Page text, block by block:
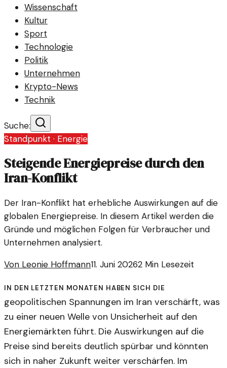
Wissenschaft
Kultur
Sport
Technologie
Politik
Unternehmen
Krypto-News
Technik
Suche:
Standpunkt · Energie
Steigende Energiepreise durch den
Iran-Konflikt
Der Iran-Konflikt hat erhebliche Auswirkungen auf die
globalen Energiepreise. In diesem Artikel werden die
Gründe und möglichen Folgen für Verbraucher und
Unternehmen analysiert.
Von Leonie Hoffmann11. Juni 20262 Min Lesezeit
In den letzten Monaten haben sich die
geopolitischen Spannungen im Iran verschärft, was
zu einer neuen Welle von Unsicherheit auf den
Energiemärkten führt. Die Auswirkungen auf die
Preise sind bereits deutlich spürbar und könnten
sich in naher Zukunft weiter verschärfen. Im